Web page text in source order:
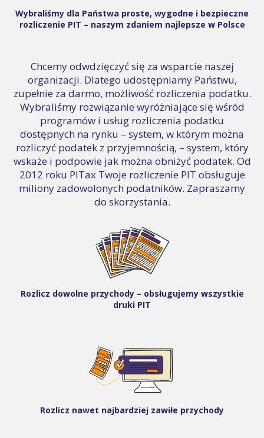
Wybraliśmy dla Państwa proste, wygodne i bezpieczne
rozliczenie PIT – naszym zdaniem najlepsze w Polsce
Chcemy odwdzięczyć się za wsparcie naszej
organizacji. Dlatego udostępniamy Państwu,
zupełnie za darmo, możliwość rozliczenia podatku.
Wybraliśmy rozwiązanie wyróżniające się wśród
programów i usług rozliczenia podatku
dostępnych na rynku – system, w którym można
rozliczyć podatek z przyjemnością, – system, który
wskaże i podpowie jak można obniżyć podatek. Od
2012 roku PITax Twoje rozliczenie PIT obsługuje
miliony zadowolonych podatników. Zapraszamy
do skorzystania.
Rozlicz dowolne przychody – obsługujemy wszystkie
druki PIT
Rozlicz nawet najbardziej zawiłe przychody